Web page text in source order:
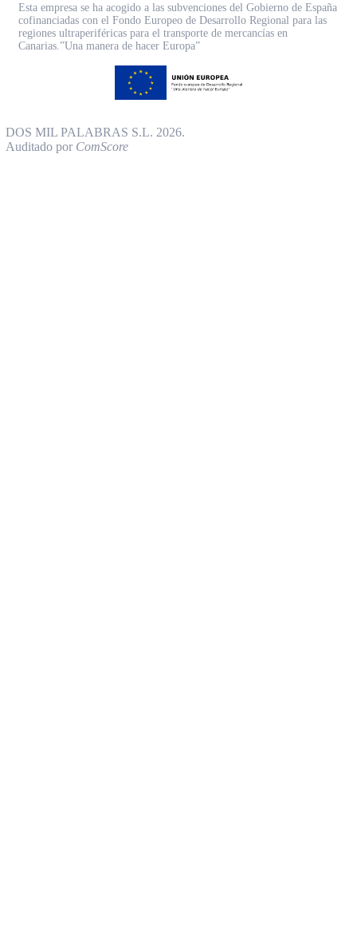
Esta empresa se ha acogido a las subvenciones del Gobierno de España
cofinanciadas con el Fondo Europeo de Desarrollo Regional para las
regiones ultraperiféricas para el transporte de mercancías en
Canarias.”Una manera de hacer Europa”
DOS MIL PALABRAS S.L. 2026.
Auditado por ComScore